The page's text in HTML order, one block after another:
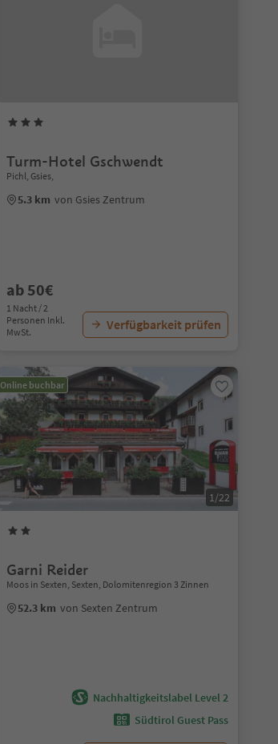
Turm-Hotel Gschwendt
Pichl, Gsies,
5.3 km von Gsies Zentrum
ab 50€
1 Nacht / 2
Personen Inkl.
MwSt.
Verfügbarkeit prüfen
Online buchbar
1/22
Garni Reider
Moos in Sexten, Sexten, Dolomitenregion 3 Zinnen
52.3 km von Sexten Zentrum
Nachhaltigkeitslabel Level 2
Südtirol Guest Pass